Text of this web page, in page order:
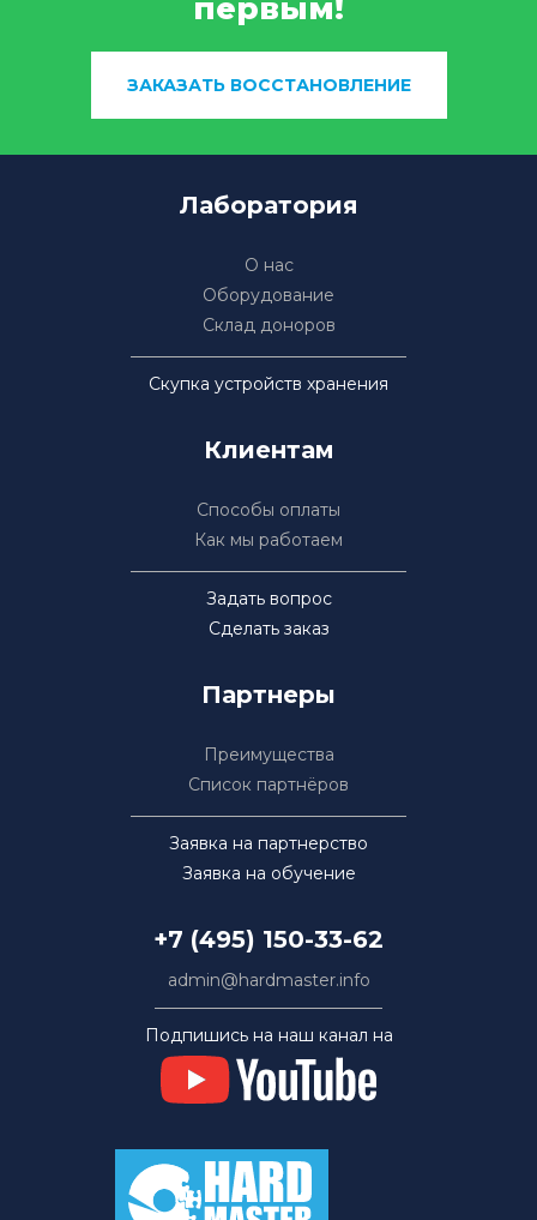
первым!
ЗАКАЗАТЬ ВОССТАНОВЛЕНИЕ
Лаборатория
О нас
Оборудование
Склад доноров
Скупка устройств хранения
Клиентам
Способы оплаты
Как мы работаем
Задать вопрос
Сделать заказ
Партнеры
Преимущества
Список партнёров
Заявка на партнерство
Заявка на обучение
+7 (495) 150-33-62
admin@hardmaster.info
Подпишись на наш канал на